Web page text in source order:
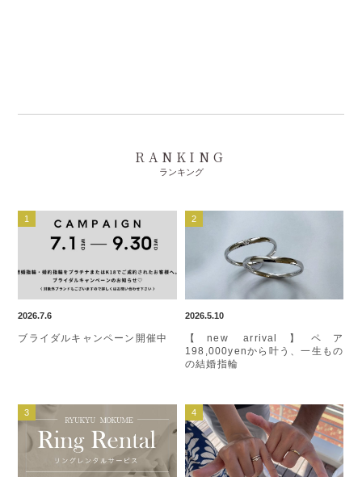
RANKING
ランキング
2026.7.6
ブライダルキャンペーン開催中
2026.5.10
【new arrival】ペア
198,000yenから叶う、一生もの
の結婚指輪